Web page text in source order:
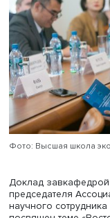
глобализации,
цивилизации, в
мирно и
обусловлена
развития страны,
международного
в Пекине
далеко за рамки
например,
смысле к ней
когда-то
считает